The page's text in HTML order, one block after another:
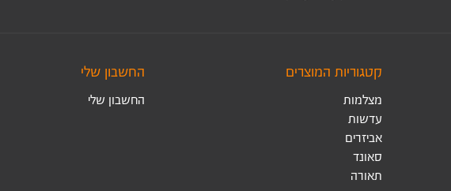
קטגוריות המוצרים
מצלמות
עדשות
אביזרים
סאונד
תאורה
החשבון שלי
החשבון שלי